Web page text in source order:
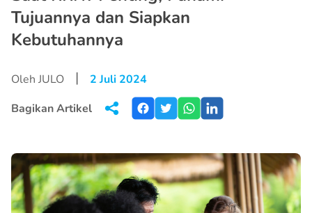
Tujuannya dan Siapkan
Kebutuhannya
Oleh JULO |
2 Juli 2024
Bagikan Artikel